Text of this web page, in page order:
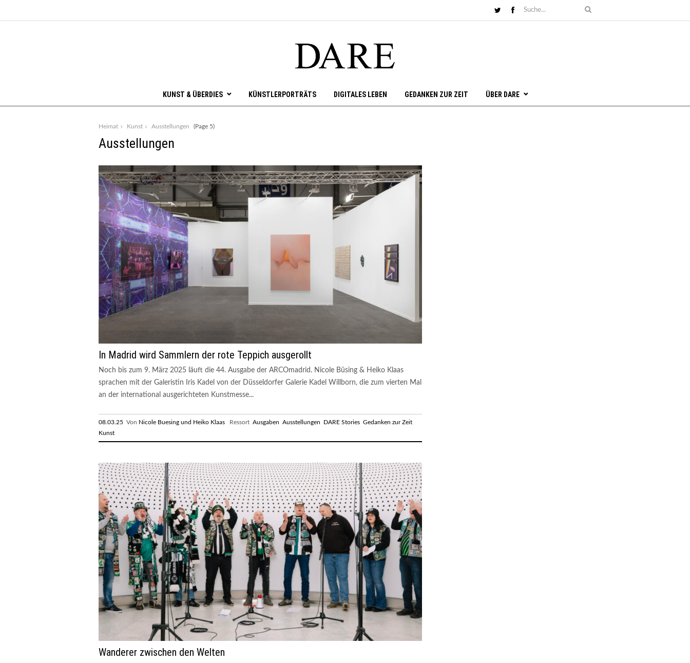
KUNST & ÜBERDIES KÜNSTLERPORTRÄTS DIGITALES LEBEN GEDANKEN ZUR ZEIT ÜBER DARE
Heimat Kunst Ausstellungen (Page 5)
Ausstellungen
In Madrid wird Sammlern der rote Teppich ausgerollt
Noch bis zum 9. März 2025 läuft die 44. Ausgabe der ARCOmadrid. Nicole Büsing & Heiko Klaas
sprachen mit der Galeristin Iris Kadel von der Düsseldorfer Galerie Kadel Willborn, die zum vierten Mal
an der international ausgerichteten Kunstmesse...
08.03.25 Von Nicole Buesing und Heiko Klaas Ressort Ausgaben Ausstellungen DARE Stories Gedanken zur Zeit
Kunst
Wanderer zwischen den Welten